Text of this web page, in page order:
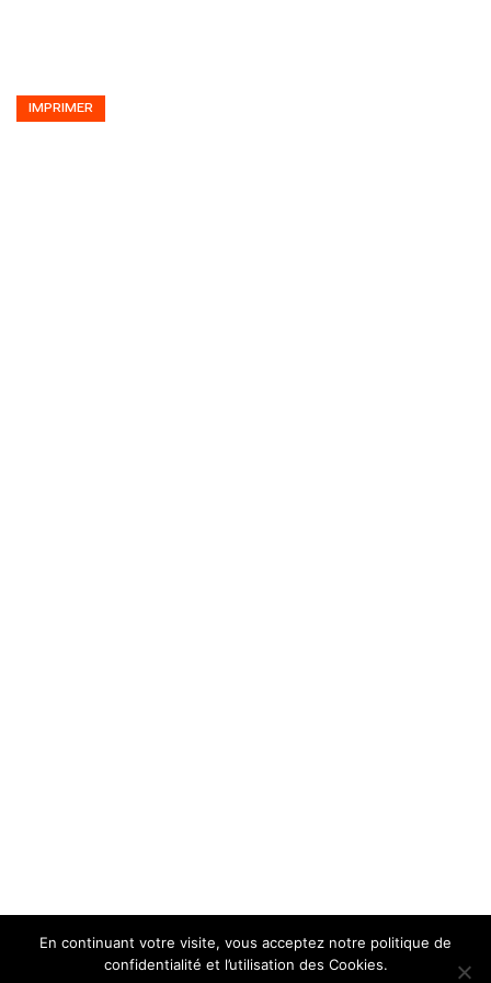
IMPRIMER
En continuant votre visite, vous acceptez notre politique de
confidentialité et l’utilisation des Cookies.